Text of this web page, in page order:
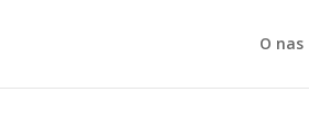
O nas